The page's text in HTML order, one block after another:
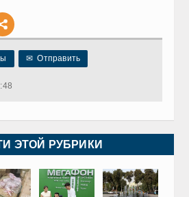
✉ Отправить
ЭТОЙ РУБРИКИ